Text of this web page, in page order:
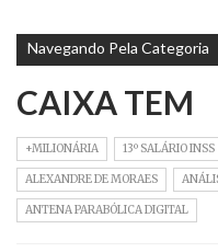
Navegando Pela Categoria
CAIXA TEM
+MILIONÁRIA 13º SALÁRIO INSS
ALEXANDRE DE MORAES
ANTENA PARABÓLICA DIGITAL